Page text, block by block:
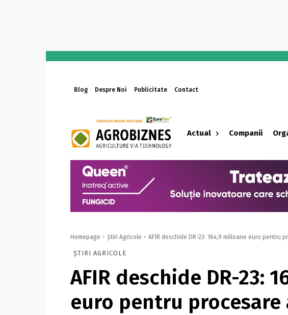
Blog Despre Noi Publicitate Contact
Actual Companii
Homepage Știri Agricole AFIR deschide DR-23: 164,9 milioane euro pentru
ȘTIRI AGRICOLE
AFIR deschide DR-23:
euro pentru